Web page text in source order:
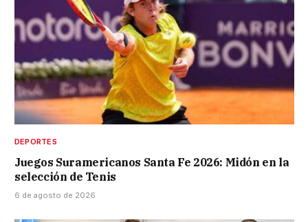
DEPORTES
Juegos Suramericanos Santa Fe 2026: Midón en la
selección de Tenis
6 de agosto de 2026